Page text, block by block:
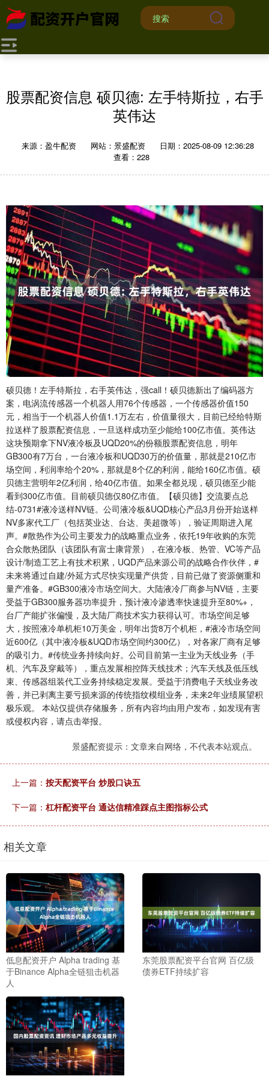
股票配资信息 硕贝德: 左手特斯拉，右手
英伟达
来源：盈牛配资 网站：景盛配资
日期：2025-08-09 12:36:28
查看：228
硕贝德！左手特斯拉，右手英伟达，强call！硕贝德新出了编码器方
案，电涡流传感器一个机器人用76个传感器，一个传感器价值150
元，相当于一个机器人价值1.1万左右，价值量很大，目前已经给特斯
拉送样了股票配资信息，一旦送样成功至少能给100亿市值。英伟达
这块预期拿下NV液冷板及UQD20%的份额股票配资信息，明年
GB300有7万台，一台液冷板和UQD30万的价值量，那就是210亿市
场空间，利润率给个20%，那就是8个亿的利润，能给160亿市值。硕
贝德主营明年2亿利润，给40亿市值。如果全都兑现，硕贝德至少能
看到300亿市值。目前硕贝德仅80亿市值。【硕贝德】交流要点总
结-0731#液冷送样NV链。公司液冷板&UQD核心产品3月份开始送样
NV多家代工厂（包括英业达、台达、美超微等），验证周期进入尾
声。#散热作为公司主要发力的战略重点业务，依托19年收购的东莞
合众散热团队（该团队有富士康背景），在液冷板、热管、VC等产品
设计/制造工艺上有技术积累，UQD产品来源公司的战略合作伙伴，#
未来将通过自建/外延方式尽快实现量产供货，目前已做了资源侧重和
量产准备。#GB300液冷市场空间大。大陆液冷厂商参与NV链，主要
受益于GB300服务器功率提升，预计液冷渗透率快速提升至80%+，
台厂产能扩张偏慢，及大陆厂商技术实力获得认可。市场空间足够
大，按照液冷单机柜10万美金，明年出货8万个机柜，#液冷市场空间
近600亿（其中液冷板&UQD市场空间约300亿），对各家厂商有足够
的吸引力。#传统业务持续向好。公司目前第一主业为天线业务（手
机、汽车及穿戴等），重点发展相控阵天线技术；汽车天线及低压线
束、传感器组装代工业务持续稳定发展。受益于消费电子天线业务改
善，并已剥离主要亏损来源的传统指纹模组业务，未来2年业绩展望积
极乐观。 本站仅提供存储服务，所有内容均由用户发布，如发现有害
或侵权内容，请点击举报。
景盛配资提示：文章来自网络，不代表本站观点。
上一篇： 按天配资平台 炒股口诀五
下一篇： 杠杆配资平台 通达信精准踩点主图指标公式
相关文章
低息配资开户 Alpha trading 基
于Binance Alpha全链狙击机器
人
东莞股票配资平台官网 百亿级
债券ETF持续扩容